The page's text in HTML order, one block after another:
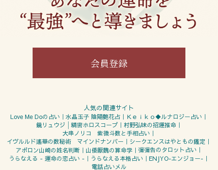
会員登録
人気の関連サイト
Love Me Doの占い 水晶玉子 陰陽艶花占
Ｋｅｉｋｏ◆ルナロジー占い
鏡リュウジ│精密ホロスコープ
村野弘味の招運推命
大串ノリコ 紫微斗数と手相占い
イヴルルド遙華の数秘術 マインドナンバー
シークエンスはやともの鑑定
アポロン山崎の姓名判断
山倭厭魏の算命学
彌彌告のタロット占い
うらなえる - 運命の恋占い -
うらなえる本格占い
ENJYO-エンジョー-
電話占いメル